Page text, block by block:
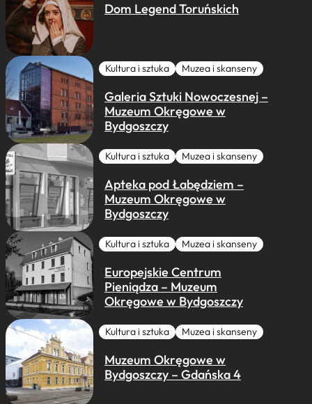
Dom Legend Toruńskich
Kultura i sztuka Muzea i skanseny
Galeria Sztuki Nowoczesnej –
Muzeum Okręgowe w
Bydgoszczy
Kultura i sztuka Muzea i skanseny
Apteka pod Łabędziem –
Muzeum Okręgowe w
Bydgoszczy
Kultura i sztuka Muzea i skanseny
Europejskie Centrum
Pieniądza – Muzeum
Okręgowe w Bydgoszczy
Kultura i sztuka Muzea i skanseny
Muzeum Okręgowe w
Bydgoszczy – Gdańska 4